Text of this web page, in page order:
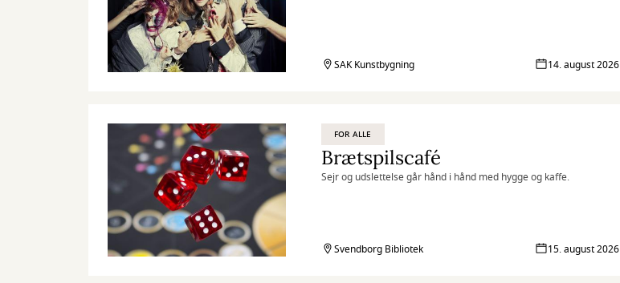
SAK Kunstbygning 14. august 2026
FOR ALLE
Brætspilscafé
Sejr og udslettelse går hånd i hånd med hygge og kaffe.
Svendborg Bibliotek 15. august 2026